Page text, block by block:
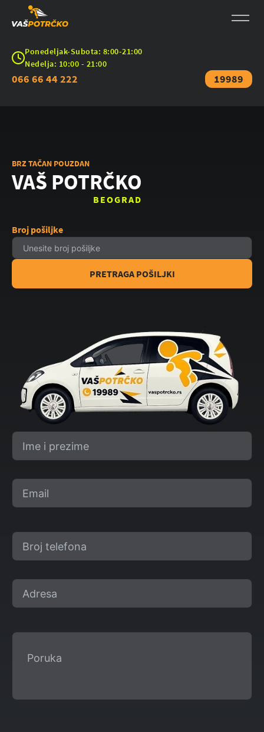
Ponedeljak-Subota: 8:00-21:00
Nedelja: 10:00 - 21:00
066 66 44 222 19989
BRZ TAČAN POUZDAN
VAŠ POTRČKO
BEOGRAD
Broj pošiljke
PRETRAGA POŠILJKI